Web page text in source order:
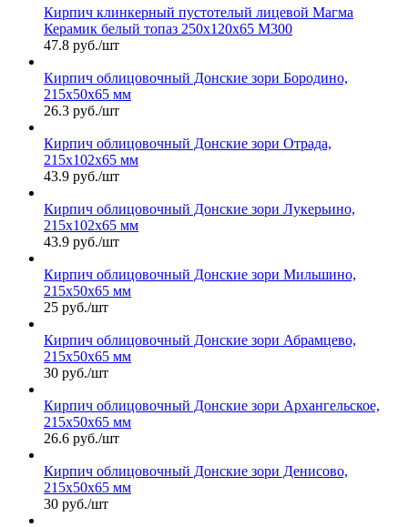
Кирпич клинкерный пустотелый лицевой Магма
Керамик белый топаз 250х120х65 М300
47.8 руб./шт
Кирпич облицовочный Донские зори Бородино,
215х50х65 мм
26.3 руб./шт
Кирпич облицовочный Донские зори Отрада,
215х102х65 мм
43.9 руб./шт
Кирпич облицовочный Донские зори Лукерьино,
215х102х65 мм
43.9 руб./шт
Кирпич облицовочный Донские зори Мильшино,
215х50х65 мм
25 руб./шт
Кирпич облицовочный Донские зори Абрамцево,
215х50х65 мм
30 руб./шт
Кирпич облицовочный Донские зори Архангельское,
215х50х65 мм
26.6 руб./шт
Кирпич облицовочный Донские зори Денисово,
215х50х65 мм
30 руб./шт